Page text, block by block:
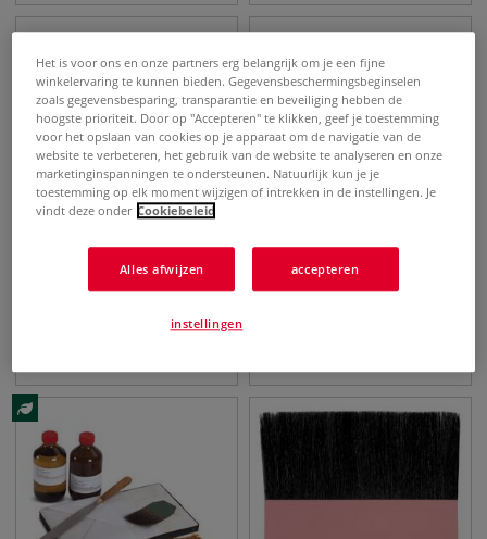
da Vinci | penseel, serie
da Vinci | 403
Het is voor ons en onze partners erg belangrijk om je een fijne
winkelervaring te kunnen bieden. Gegevensbeschermingsbeginselen
zoals gegevensbesparing, transparantie en beveiliging hebben de
hoogste prioriteit. Door op "Accepteren" te klikken, geef je toestemming
voor het opslaan van cookies op je apparaat om de navigatie van de
website te verbeteren, het gebruik van de website te analyseren en onze
marketinginspanningen te ondersteunen. Natuurlijk kun je je
toestemming op elk moment wijzigen of intrekken in de instellingen. Je
vindt deze onder Cookiebeleid
Alles afwijzen accepteren
instellingen